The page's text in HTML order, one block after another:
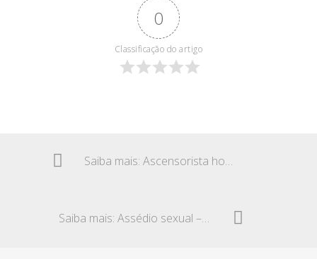
0
Classificação do artigo
Saiba mais: Ascensorista hospitalar – Insalubridade
Saiba mais: Assédio sexual – Responsabilidade objetiva